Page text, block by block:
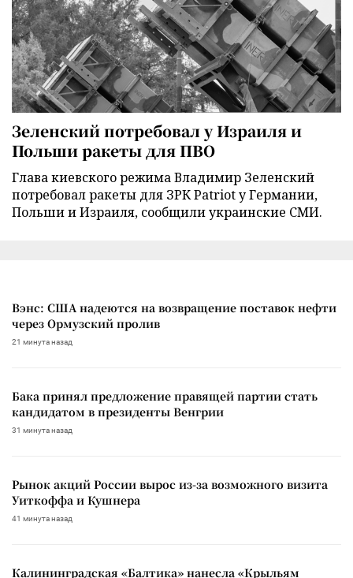
Зеленский потребовал у Израиля и
Польши ракеты для ПВО
Глава киевского режима Владимир Зеленский
потребовал ракеты для ЗРК Patriot у Германии,
Польши и Израиля, сообщили украинские СМИ.
Вэнс: США надеются на возвращение поставок нефти
через Ормузский пролив
21 минута назад
Бака принял предложение правящей партии стать
кандидатом в президенты Венгрии
31 минута назад
Рынок акций России вырос из-за возможного визита
Уиткоффа и Кушнера
41 минута назад
Калининградская «Балтика» нанесла «Крыльям